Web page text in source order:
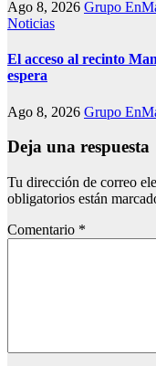
Ago 8, 2026 Grupo
Noticias
El acceso al recinto
espera
Ago 8, 2026 Grupo
Deja una respuesta
Tu dirección de correo
obligatorios están
Comentario *